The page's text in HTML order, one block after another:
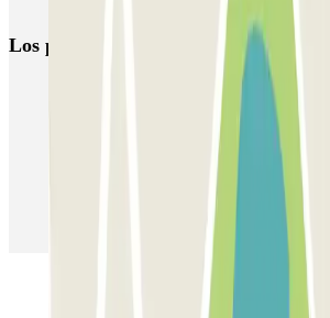
Los parkings más reservados
Parking en Barcelona
Parking en Aeropuerto Barcelona
Parking en Aeropuerto Madrid Barajas
Parking en Sants - Estación de Barcelona